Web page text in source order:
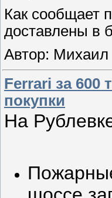
Как сообщает
доставлены в
Автор:
Ferrari за 600
покупки
На